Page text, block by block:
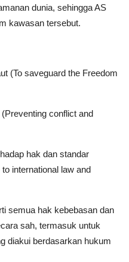
dunia, sehingga AS
kawasan tersebut.
(To saveguard the Freedom
conflict and
hak dan standar
international law and
semua hak kebebasan dan
sah, termasuk untuk
diakui berdasarkan hukum